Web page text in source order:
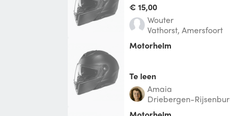
€ 15,00
Wouter
Vathorst, Amersfoort
motorhelm
Te leen
Amaia
Driebergen-